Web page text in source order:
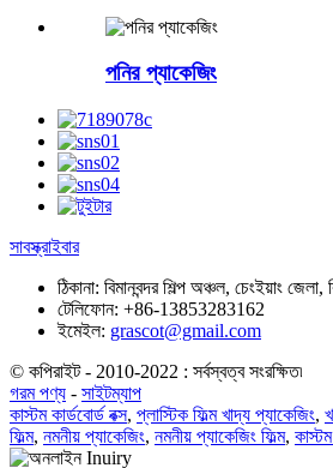
পনির প্যাকেজিং
সাবস্ক্রাইবার
ঠিকানা: বিমানবন্দর শিল্প অঞ্চল, চেংইয়াং
টেলিফোন: +86-13853283162
ইমেইল: grascot@gmail.com
© কপিরাইট - 2010-2022 : সর্বস্বত্ব সংরক্ষিত৷
গরম পণ্য - সাইটম্যাপ
কাস্টম কার্ডবোর্ড বক্স, প্লাস্টিক ফিল্ম খাদ্য প্যাকেজিং,
ফিল্ম, নমনীয় প্যাকেজিং, নমনীয় প্যাকেজিং ফিল্ম,